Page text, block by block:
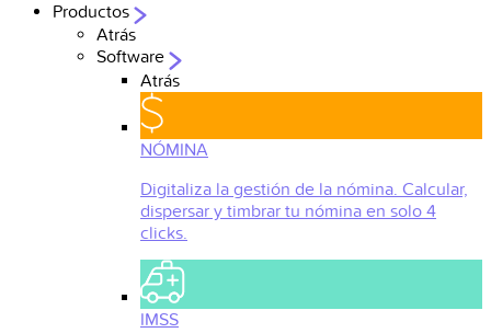
Productos
Atrás
Software
Atrás
NÓMINA
Digitaliza la gestión de la nómina. Calcular,
dispersar y timbrar tu nómina en solo 4
clicks.
IMSS